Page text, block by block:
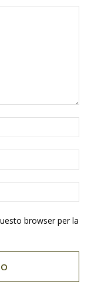
browser per la